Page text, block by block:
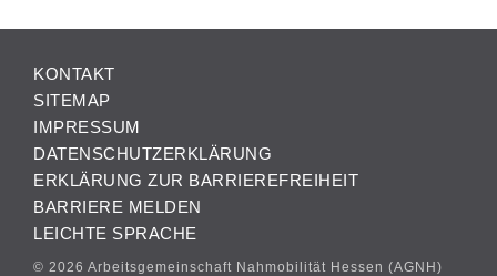
KONTAKT
SITEMAP
IMPRESSUM
DATENSCHUTZERKLÄRUNG
ERKLÄRUNG ZUR BARRIEREFREIHEIT
BARRIERE MELDEN
LEICHTE SPRACHE
© 2026 Arbeitsgemeinschaft Nahmobilität Hessen (AGNH)